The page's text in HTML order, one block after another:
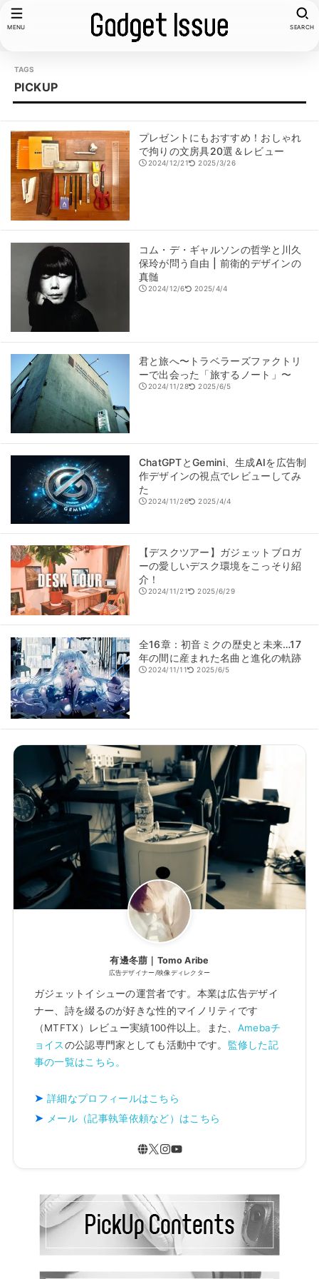
SEARCH
MENU
PICKUP
プレゼントにもおすすめ！おしゃれ
で拘りの文房具20選＆レビュー
2024/12/21 2025/3/26
コム・デ・ギャルソンの哲学と川久
保玲が問う自由 | 前衛的デザインの
真髄
2024/12/6 2025/4/4
君と旅へ〜トラベラーズファクトリ
ーで出会った「旅するノート」〜
2024/11/28 2025/6/5
ChatGPTとGemini、生成AIを広告制
作デザインの視点でレビューしてみ
た
2024/11/26 2025/4/4
【デスクツアー】ガジェットブロガ
ーの愛しいデスク環境をこっそり紹
介！
2024/11/21 2025/6/29
全16章：初音ミクの歴史と未来…17
年の間に産まれた名曲と進化の軌跡
2024/11/11 2025/6/5
有邊冬萠｜Tomo Aribe
広告デザイナー/映像ディレクター
ガジェットイシューの運営者です。本業は広告デザイ
ナー、詩を綴るのが好きな性的マイノリティです
（MTFTX）レビュー実績100件以上。また、 Amebaチ
ョイスの公認専門家としても活動中です。 監修した記
事の一覧はこちら。
詳細なプロフィールはこちら
メール（記事執筆依頼など）はこちら